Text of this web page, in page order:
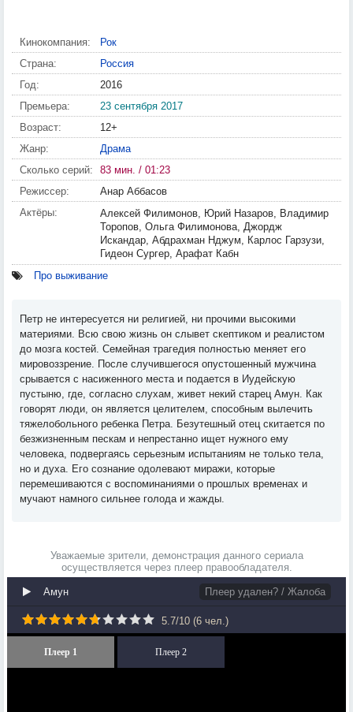
Кинокомпания:
Рок
Страна:
Россия
Год:
2016
Премьера:
23 сентября 2017
Возраст:
12+
Жанр:
Драма
Сколько серий:
83 мин. / 01:23
Режиссер:
Анар Аббасов
Актёры:
Алексей Филимонов, Юрий Назаров, Владимир
Торопов, Ольга Филимонова, Джордж
Искандар, Абдрахман Нджум, Карлос Гарзузи,
Гидеон Сургер, Арафат Кабн
Про выживание
Петр не интересуется ни религией, ни прочими высокими
материями. Всю свою жизнь он слывет скептиком и реалистом
до мозга костей. Семейная трагедия полностью меняет его
мировоззрение. После случившегося опустошенный мужчина
срывается с насиженного места и подается в Иудейскую
пустыню, где, согласно слухам, живет некий старец Амун. Как
говорят люди, он является целителем, способным вылечить
тяжелобольного ребенка Петра. Безутешный отец скитается по
безжизненным пескам и непрестанно ищет нужного ему
человека, подвергаясь серьезным испытаниям не только тела,
но и духа. Его сознание одолевают миражи, которые
перемешиваются с воспоминаниями о прошлых временах и
мучают намного сильнее голода и жажды.
Уважаемые зрители, демонстрация данного сериала
осуществляется через плеер правообладателя.
Амун Плеер удален? / Жалоба
5.7/10 (6 чел.)
Плеер 1 Плеер 2